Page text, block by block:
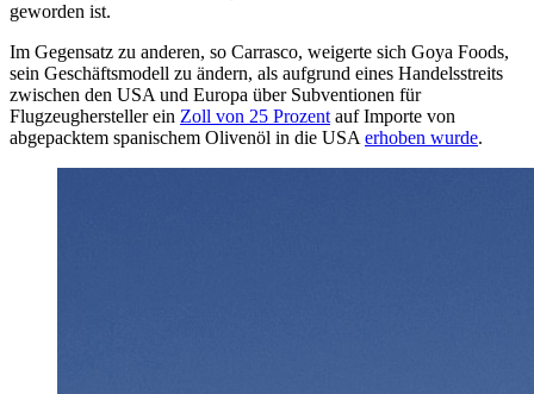
geworden ist.
Im Gegensatz zu anderen, so Carrasco, weigerte sich Goya Foods,
sein Geschäftsmodell zu ändern, als aufgrund eines Handelsstreits
zwischen den USA und Europa über Subventionen für
Flugzeughersteller ein Zoll von 25 Prozent auf Importe von
abgepacktem spanischem Olivenöl in die USA erhoben wurde.